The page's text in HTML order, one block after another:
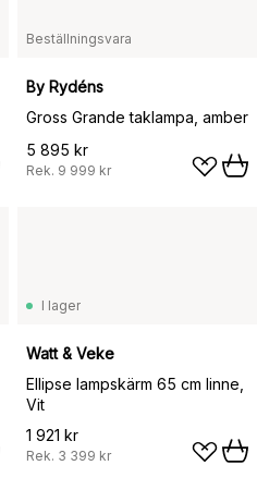
Beställningsvara
By Rydéns
Gross Grande taklampa, amber
5 895 kr
Rek. 9 999 kr
I lager
Watt & Veke
Ellipse lampskärm 65 cm linne,
Vit
1 921 kr
Rek. 3 399 kr